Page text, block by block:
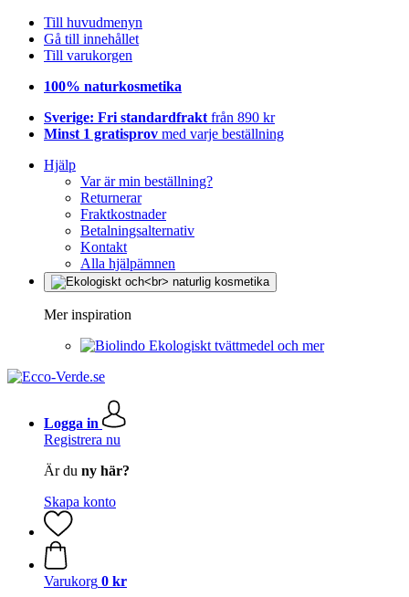
Till huvudmenyn
Gå till innehållet
Till varukorgen
100% naturkosmetika
Sverige: Fri standardfrakt från 890 kr
Minst 1 gratisprov med varje beställning
Hjälp
Var är min beställning?
Returnerar
Fraktkostnader
Betalningsalternativ
Kontakt
Alla hjälpämnen
Mer inspiration
Ekologiskt tvättmedel och mer
Logga in
Registrera nu
Är du ny här?
Skapa konto
Varukorg 0 kr